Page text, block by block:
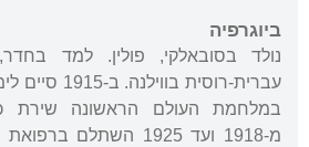
ביוגרפיה
נולד בסובאלקי, פולין. למד
עברית-רוסית
במלחמת העולם הראשונה שירת
מ-1918 ועד 1925 השתלם